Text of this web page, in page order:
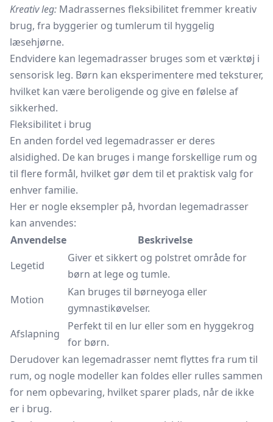
Kreativ leg: Madrassernes fleksibilitet fremmer kreativ
brug, fra byggerier og tumlerum til hyggelig
læsehjørne.
Endvidere kan legemadrasser bruges som et værktøj i
sensorisk leg. Børn kan eksperimentere med teksturer,
hvilket kan være beroligende og give en følelse af
sikkerhed.
Fleksibilitet i brug
En anden fordel ved legemadrasser er deres
alsidighed. De kan bruges i mange forskellige rum og
til flere formål, hvilket gør dem til et praktisk valg for
enhver familie.
Her er nogle eksempler på, hvordan legemadrasser
kan anvendes:
Anvendelse
Beskrivelse
Legetid
Giver et sikkert og polstret område for
børn at lege og tumle.
Motion
Kan bruges til børneyoga eller
gymnastikøvelser.
Afslapning
Perfekt til en lur eller som en hyggekrog
for børn.
Derudover kan legemadrasser nemt flyttes fra rum til
rum, og nogle modeller kan foldes eller rulles sammen
for nem opbevaring, hvilket sparer plads, når de ikke
er i brug.